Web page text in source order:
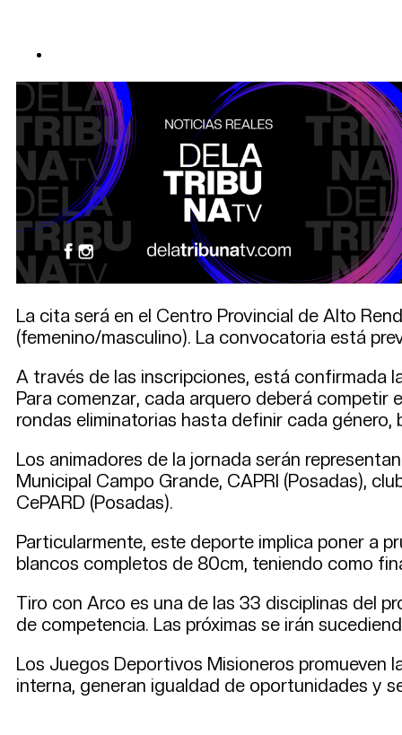
La cita será en el Centro Provincial de Alto
(femenino/masculino). La convocatoria está
A través de las inscripciones, está confirmada
Para comenzar, cada arquero deberá
rondas eliminatorias hasta definir cada
Los animadores de la jornada serán
Municipal Campo Grande, CAPRI (Posadas),
CePARD (Posadas).
Particularmente, este deporte implica poner a
blancos completos de 80cm, teniendo como
Tiro con Arco es una de las 33 disciplinas del
de competencia. Las próximas se irán
Los Juegos Deportivos Misioneros promueven
interna, generan igualdad de oportunidades y